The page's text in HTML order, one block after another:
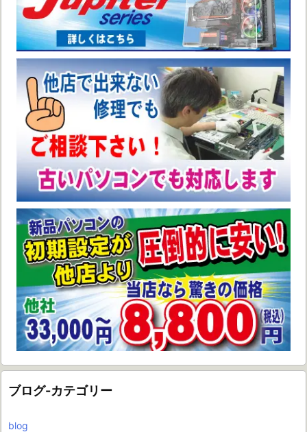
ブログ-カテゴリー
blog